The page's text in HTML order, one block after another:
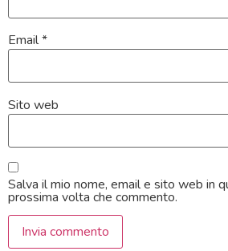
Email*
Sito web
Salva il mio nome, email e sito web in
prossima volta che commento.